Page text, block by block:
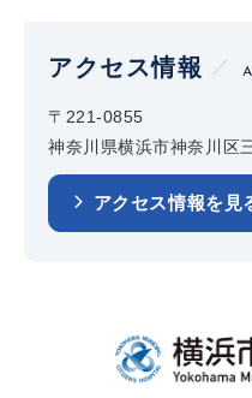
アクセス情報
〒221-0855
神奈川県横浜市神奈川区
アクセス情報を見